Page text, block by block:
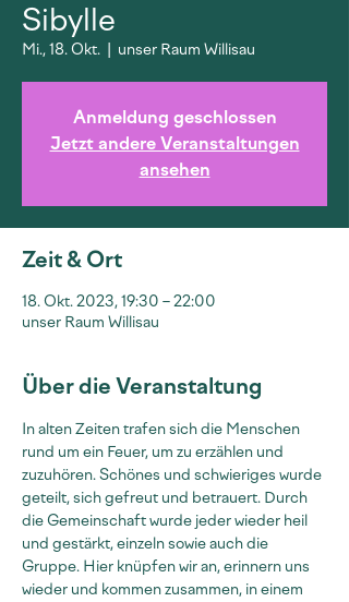
Sibylle
Mi., 18. Okt. unser Raum Willisau
Anmeldung geschlossen
Jetzt andere Veranstaltungen
ansehen
Zeit & Ort
18. Okt. 2023, 19:30 – 22:00
unser Raum Willisau
Über die Veranstaltung
In alten Zeiten trafen sich die Menschen
rund um ein Feuer, um zu erzählen und
zuzuhören. Schönes und schwieriges wurde
geteilt, sich gefreut und betrauert. Durch
die Gemeinschaft wurde jeder wieder heil
und gestärkt, einzeln sowie auch die
Gruppe. Hier knüpfen wir an, erinnern uns
wieder und kommen zusammen, in einem